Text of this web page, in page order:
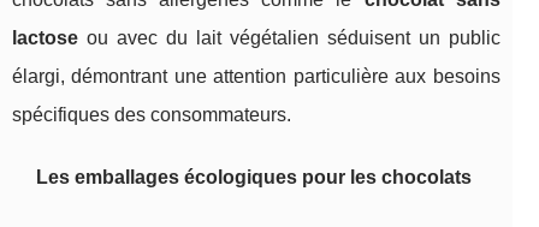
lactose ou avec du lait végétalien séduisent un public
élargi, démontrant une attention particulière aux besoins
spécifiques des consommateurs.
Les emballages écologiques pour les chocolats